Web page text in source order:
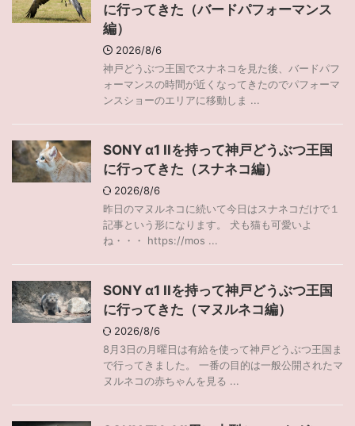
に行ってきた（バードパフォーマンス
編）
2026/8/6
神戸どうぶつ王国でスナネコを見た後、バードパフ
ォーマンスの時間が近くなってきたのでパフォーマ
ンスショーのエリアに移動しま ...
SONY α1 IIを持って神戸どうぶつ王国
に行ってきた（スナネコ編）
2026/8/6
昨日のマヌルネコに続いて今日はスナネコだけで１
記事という形になります。 犬も猫も可愛いよ
ね・・・ https://mos ...
SONY α1 IIを持って神戸どうぶつ王国
に行ってきた（マヌルネコ編）
2026/8/6
8月3日の月曜日は有給を使って神戸どうぶつ王国ま
で行ってきました。 一番の目的は一般公開されたマ
ヌルネコの赤ちゃんを見る ...